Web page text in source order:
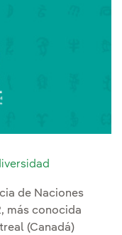
de Naciones
más conocida
(Canadá)